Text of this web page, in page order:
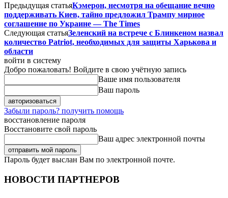
Предыдущая статьяКэмерон, несмотря на обещание вечно
поддерживать Киев, тайно предложил Трампу мирное
соглашение по Украине — The Times
Следующая статьяЗеленский на встрече с Блинкеном назвал
количество Patriot, необходимых для защиты Харькова и
области
войти в систему
Добро пожаловать! Войдите в свою учётную запись
Ваше имя пользователя
Ваш пароль
Забыли пароль? получить помощь
восстановление пароля
Восстановите свой пароль
Ваш адрес электронной почты
Пароль будет выслан Вам по электронной почте.
НОВОСТИ ПАРТНЕРОВ